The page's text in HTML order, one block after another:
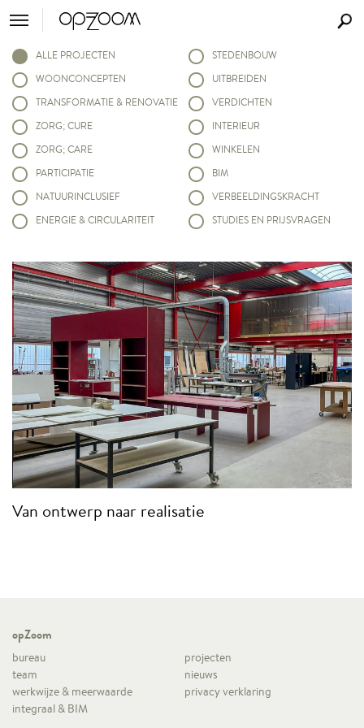
ALLE PROJECTEN
WOONCONCEPTEN
TRANSFORMATIE & RENOVATIE
ZORG; CURE
ZORG; CARE
PARTICIPATIE
NATUURINCLUSIEF
ENERGIE & CIRCULARITEIT
STEDENBOUW
UITBREIDEN
VERDICHTEN
INTERIEUR
WINKELEN
BIM
VERBEELDINGSKRACHT
STUDIES EN PRIJSVRAGEN
Van ontwerp naar realisatie
opZoom
bureau
projecten
team
nieuws
werkwijze & meerwaarde
privacy verklaring
integraal & BIM